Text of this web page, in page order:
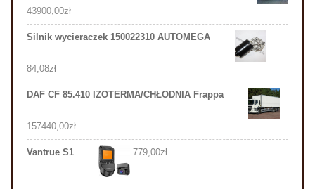
43900,00zł
Silnik wycieraczek 150022310 AUTOMEGA
84,08zł
DAF CF 85.410 IZOTERMA/CHŁODNIA Frappa
157440,00zł
Vantrue S1 779,00zł